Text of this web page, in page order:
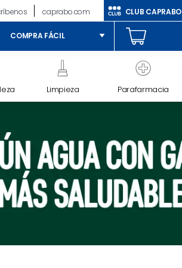
caprabo.com CLUB CAPRABO
COMPRA FÁCIL
Limpieza Parafarmacia